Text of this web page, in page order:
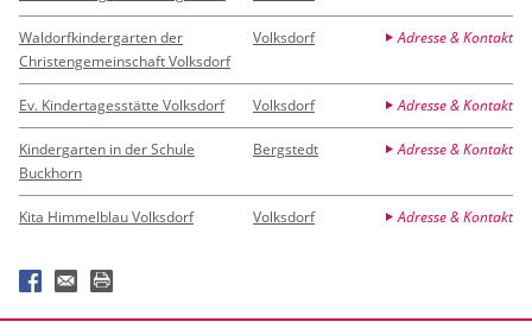
Waldorfkindergarten der
Christengemeinschaft Volksdorf
Volksdorf Adresse & Kontakt
Ev. Kindertagesstätte Volksdorf Volksdorf Adresse & Kontakt
Kindergarten in der Schule
Buckhorn
Bergstedt Adresse & Kontakt
Kita Himmelblau Volksdorf Volksdorf Adresse & Kontakt